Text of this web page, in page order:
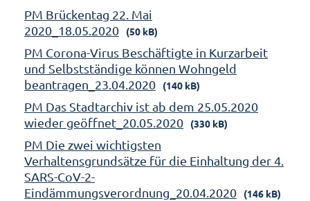
PM Brückentag 22. Mai
2020_18.05.2020
(50 kB)
PM Corona-Virus Beschäftigte in Kurzarbeit
und Selbstständige können Wohngeld
beantragen_23.04.2020
(140 kB)
PM Das Stadtarchiv ist ab dem 25.05.2020
wieder geöffnet_20.05.2020
(330 kB)
PM Die zwei wichtigsten
Verhaltensgrundsätze für die Einhaltung der 4.
SARS-CoV-2-
Eindämmungsverordnung_20.04.2020
(146 kB)